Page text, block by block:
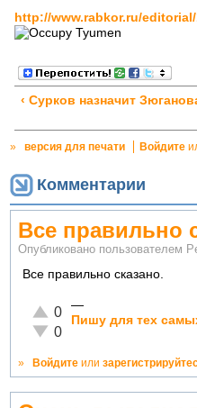
http://www.rabkor.ru/
‹ Сурков назначит
» версия для печати Войдите
Комментарии
Все правильно
Опубликовано пользователем
Все правильно сказано.
Отлично!
0
Неадекватно!
0
—
Пишу для тех
» Войдите или